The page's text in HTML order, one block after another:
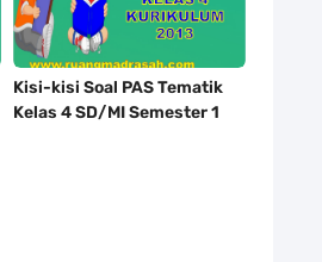
Kisi-kisi Soal PAS Tematik
Kelas 4 SD/MI Semester 1